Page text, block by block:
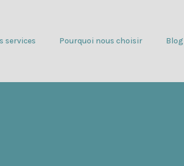
services Pourquoi nous choisir Blog